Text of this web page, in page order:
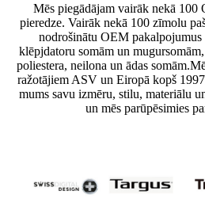
Mēs piegādājam vairāk nekā 100
pieredze. Vairāk nekā 100 zīmolu
nodrošinātu OEM pakalpojumus
klēpjdatoru somām un
poliestera, neilona un ādas
ražotājiem ASV un Eiropā kopš
mums savu izmēru, stilu, materiālu
un mēs parūpēsimies